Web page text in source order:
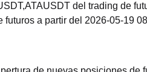
del trading de
futuros a partir del 2026-05-19